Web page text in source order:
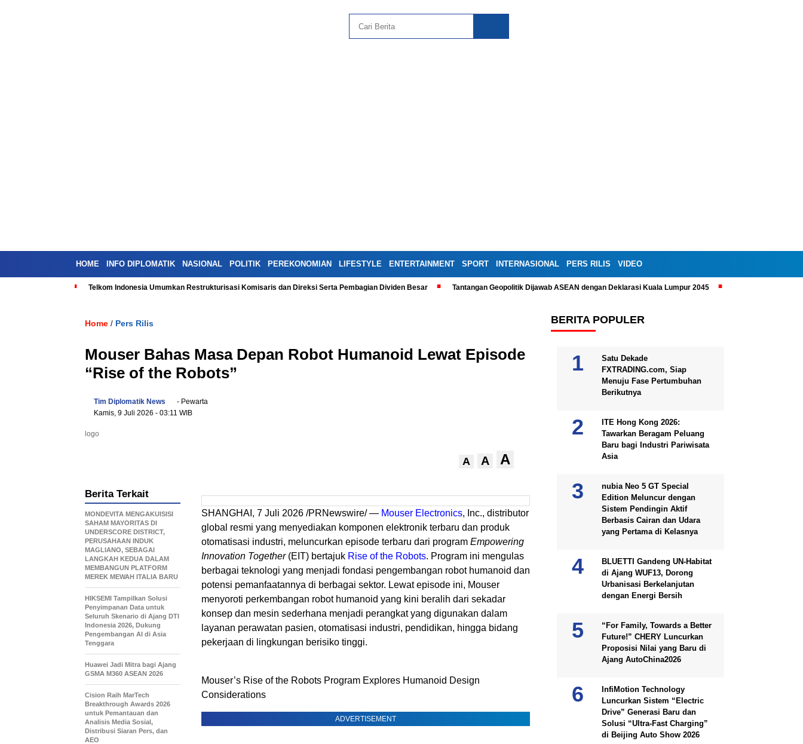
HOME INFO DIPLOMATIK NASIONAL POLITIK PEREKONOMIAN LIFESTYLE ENTERTAINMENT SPORT INTERNASIONAL PERS RILIS VIDEO
Telkom Indonesia Umumkan Restrukturisasi Komisaris dan Direksi Serta Pembagian Dividen Besar Tantangan Geopolitik Dijawab ASEAN dengan Deklarasi Kuala Lumpur 2045
Home / Pers Rilis
Mouser Bahas Masa Depan Robot Humanoid Lewat Episode
“Rise of the Robots”
Tim Diplomatik News
- Pewarta
Kamis, 9 Juli 2026 - 03:11 WIB
logo
A A A
SHANGHAI, 7 Juli 2026 /PRNewswire/ — Mouser Electronics, Inc., distributor
global resmi yang menyediakan komponen elektronik terbaru dan produk
otomatisasi industri, meluncurkan episode terbaru dari program Empowering
Innovation Together(EIT) bertajuk Rise of the Robots. Program ini mengulas
berbagai teknologi yang menjadi fondasi pengembangan robot humanoid dan
potensi pemanfaatannya di berbagai sektor. Lewat episode ini, Mouser
menyoroti perkembangan robot humanoid yang kini beralih dari sekadar
konsep dan mesin sederhana menjadi perangkat yang digunakan dalam
layanan perawatan pasien, otomatisasi industri, pendidikan, hingga bidang
pekerjaan di lingkungan berisiko tinggi.
Mouser’s Rise of the Robots Program Explores Humanoid Design
Considerations
ADVERTISEMENT
Berita Terkait
MONDEVITA MENGAKUISISI
SAHAM MAYORITAS DI
UNDERSCORE DISTRICT,
PERUSAHAAN INDUK
MAGLIANO, SEBAGAI
LANGKAH KEDUA DALAM
MEMBANGUN PLATFORM
MEREK MEWAH ITALIA BARU
HIKSEMI Tampilkan Solusi
Penyimpanan Data untuk
Seluruh Skenario di Ajang DTI
Indonesia 2026, Dukung
Pengembangan AI di Asia
Tenggara
Huawei Jadi Mitra bagi Ajang
GSMA M360 ASEAN 2026
Cision Raih MarTech
Breakthrough Awards 2026
untuk Pemantauan dan
Analisis Media Sosial,
Distribusi Siaran Pers, dan
AEO
BERITA POPULER
Satu Dekade
FXTRADING.com, Siap
Menuju Fase Pertumbuhan
Berikutnya
ITE Hong Kong 2026:
Tawarkan Beragam Peluang
Baru bagi Industri Pariwisata
Asia
nubia Neo 5 GT Special
Edition Meluncur dengan
Sistem Pendingin Aktif
Berbasis Cairan dan Udara
yang Pertama di Kelasnya
BLUETTI Gandeng UN-Habitat
di Ajang WUF13, Dorong
Urbanisasi Berkelanjutan
dengan Energi Bersih
“For Family, Towards a Better
Future!” CHERY Luncurkan
Proposisi Nilai yang Baru di
Ajang AutoChina2026
InfiMotion Technology
Luncurkan Sistem “Electric
Drive” Generasi Baru dan
Solusi “Ultra-Fast Charging”
di Beijing Auto Show 2026